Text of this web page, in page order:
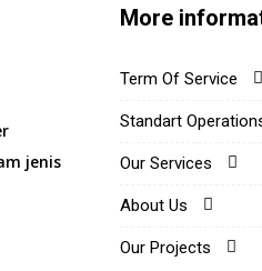
jenis
More
Term Of Service
Standart
Our Services
About Us
Our Projects